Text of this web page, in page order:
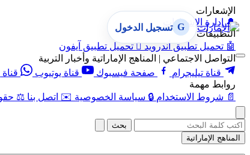
الإشعارات
🔔 إدارة الإشعارات
التطبيقات
🤖 تحميل تطبيق أندرويد  تحميل تطبيق آيفون
التواصل الاجتماعي | المناهج الإماراتية وأخبار التربية
قناة تيليجرام
صفحة فيسبوك قناة يوتيوب
روابط مهمة
📄 شروط الاستخدام 🔒 سياسة الخصوصية ✉️ اتصل بنا ⚖️
G تسجيل الدخول
بحث
المناهج الإماراتية